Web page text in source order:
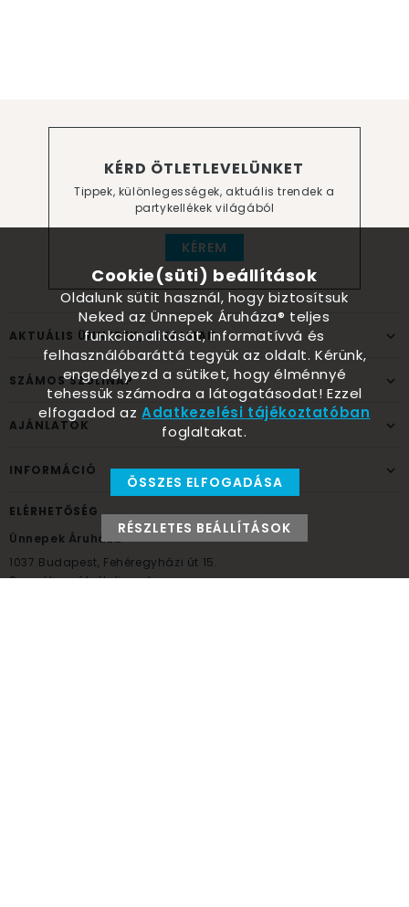
KÉRD ÖTLETLEVELÜNKET
Tippek, különlegességek, aktuális trendek a
partykellékek világából
KÉREM
AKTUÁLIS ÜNNEPEK, ALKALMAK
SZÁMOS SZÜLINAP
AJÁNLATOK
INFORMÁCIÓ
ELÉRHETŐSÉG
Ünnepek Áruháza
1037 Budapest, Fehéregyházi út 15.
Személyes átvételi pont
Cookie(süti) beállítások
Oldalunk sütit használ, hogy biztosítsuk
Neked az Ünnepek Áruháza® teljes
funkcionalitását, informatívvá és
felhasználóbaráttá tegyük az oldalt. Kérünk,
engedélyezd a sütiket, hogy élménnyé
tehessük számodra a látogatásodat! Ezzel
elfogadod azAdatkezelési tájékoztatóban
foglaltakat.
ÖSSZES ELFOGADÁSA
RÉSZLETES BEÁLLÍTÁSOK